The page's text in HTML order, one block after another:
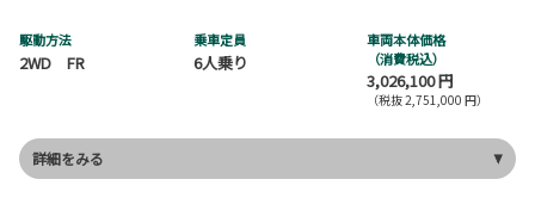
駆動方法
2WD FR
乗車定員
6人乗り
車両本体価格
（消費税込）
3,026,100 円
（税抜 2,751,000 円）
詳細をみる